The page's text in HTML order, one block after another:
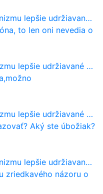
udržiavané ako dnes?
to len oni nevedia o
udržiavané ako dnes?
udržiavané ako dnes?
Aký ste úbožiak?
udržiavané ako dnes?
zriedkavého názoru o